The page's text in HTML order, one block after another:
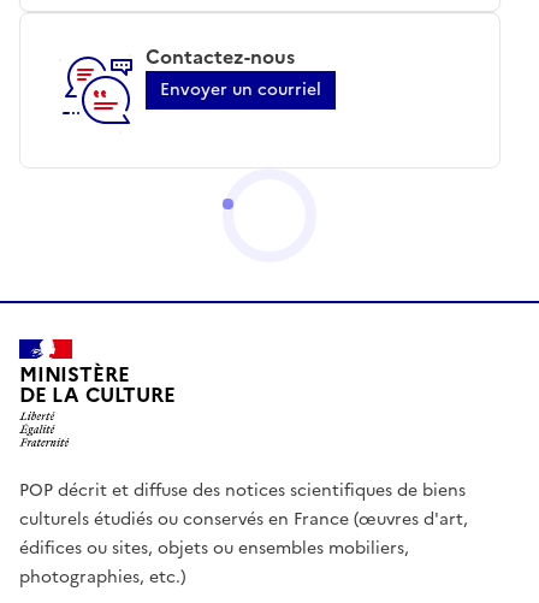
Contactez-nous
Envoyer un courriel
MINISTÈRE
DE LA CULTURE
POP décrit et diffuse des notices scientifiques de biens
culturels étudiés ou conservés en France (œuvres d'art,
édifices ou sites, objets ou ensembles mobiliers,
photographies, etc.)